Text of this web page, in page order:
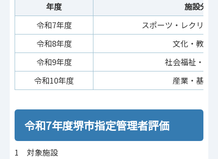
年度
施設分類
令和7年度
スポーツ・レクリエ
令和8年度
文化・教育
令和9年度
社会福祉・医
令和10年度
産業・基盤
令和7年度堺市指定管理者評価
1 対象施設